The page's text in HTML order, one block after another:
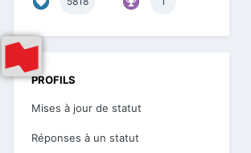
PROFILS
Mises à jour de statut
Réponses à un statut